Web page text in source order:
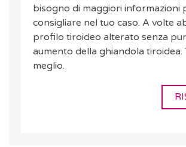
bisogno di maggiori informazioni
consigliare nel tuo caso. A volte
profilo tiroideo alterato senza
aumento della ghiandola tiroidea.
meglio.